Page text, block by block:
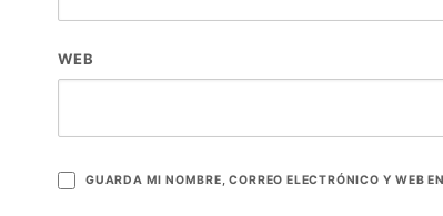
WEB
GUARDA MI NOMBRE, CORREO ELECTRÓNICO Y WEB